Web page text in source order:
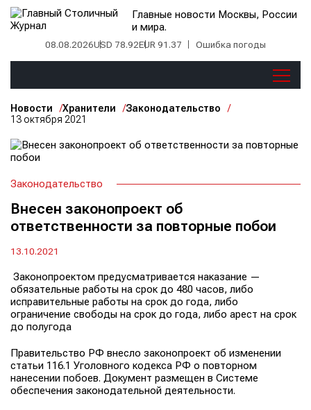
Главные новости Москвы, России
и мира.
08.08.2026USD 78.92EUR 91.37 Ошибка погоды
Новости Хранители
Законодательство
13 октября 2021
Законодательство
Внесен законопроект об
ответственности за повторные побои
13.10.2021
Законопроектом предусматривается наказание —
обязательные работы на срок до 480 часов, либо
исправительные работы на срок до года, либо
ограничение свободы на срок до года, либо арест на срок
до полугода
Правительство РФ внесло законопроект об изменении
статьи 116.1 Уголовного кодекса РФ о повторном
нанесении побоев. Документ размещен в Системе
обеспечения законодательной деятельности.